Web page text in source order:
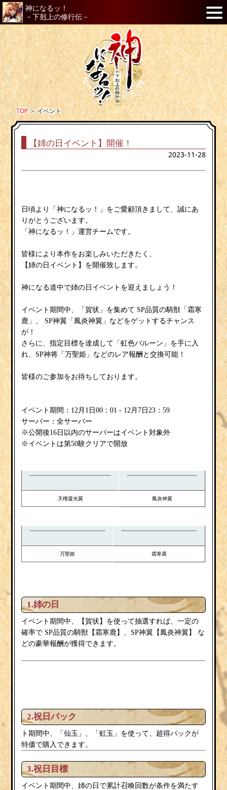
神になるッ！
－下剋上の修行伝－
TOP＞イベント
【姉の日イベント】開催！
2023-11-28
日頃より「神になるッ！」をご愛顧頂きまして、誠にあ
りがとうございます。
「神になるッ！」運営チームです。
皆様により本作をお楽しみいただきたく、
【姉の日イベント】 を開催致します。
神になる道中で姉の日イベント を迎えましょう！
イベント期間中、「賀状 」を集めて SP品質の騎獣「 霜寒
鹿 」、 SP神翼「 鳳炎神翼 」などをゲットするチャンス
が！
さらに、指定目標を達成して「虹色バルーン 」を手に入
れ、SP神将「万聖姫 」などのレア報酬と交換可能！
皆様のご参加をお待ちしております。
イベント期間：12月1日00：01 - 12月7日23：59
サーバー：全サーバー
※公開後16日以内のサーバーはイベント対象外
※イベントは第50験クリアで開放
天権凝光翼 鳳炎神翼
万聖姫 霜寒鹿
1.姉の日
イベント期間中、【賀状 】を使って抽選すれば、一定の
確率で SP品質の騎獣【 霜寒鹿】、SP神翼【 鳳炎神翼 】
な
どの豪華報酬が獲得できます。
2.祝日パック
ト期間中、「仙玉」、「虹玉」を使って、超得パックが
特価で購入できます。
3.祝日目標
イベント期間中、姉の日で累計召喚回数が条件を満たす